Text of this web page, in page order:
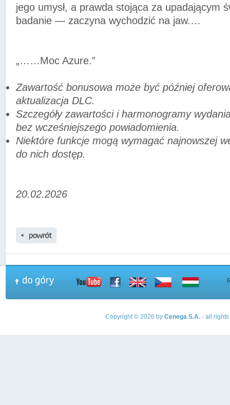
jego umysł, a prawda stojąca za upadającym
badanie — zaczyna wychodzić na jaw.…
„……Moc Azure.”
Zawartość bonusowa może być później
aktualizacja DLC.
Szczegóły zawartości i harmonogramy
bez wcześniejszego powiadomienia.
Niektóre funkcje mogą wymagać najnowszej
do nich dostęp.
20.02.2026
Copyright © 2026 by Cenega S.A.- all rights